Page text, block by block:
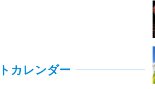
カレンダー